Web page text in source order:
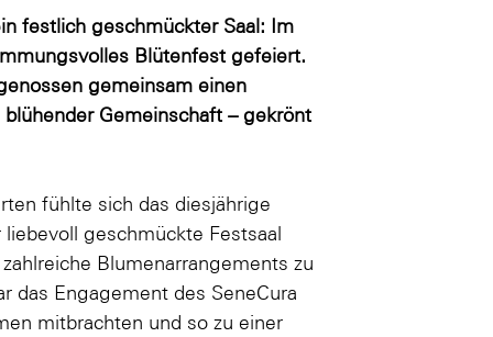
festlich geschmückter Saal: Im
Blütenfest gefeiert.
gemeinsam einen
Gemeinschaft – gekrönt
fühlte sich das diesjährige
geschmückte Festsaal
Blumenarrangements zu
das Engagement des SeneCura
mitbrachten und so zu einer